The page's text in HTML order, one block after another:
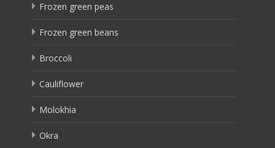
Frozen green peas
Frozen green beans
Broccoli
Cauliflower
Molokhia
Okra